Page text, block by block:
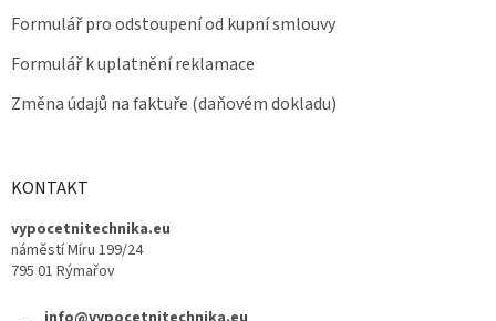
Formulář pro odstoupení od kupní smlouvy
Formulář k uplatnění reklamace
Změna údajů na faktuře (daňovém dokladu)
KONTAKT
vypocetnitechnika.eu
náměstí Míru 199/24
795 01 Rýmařov